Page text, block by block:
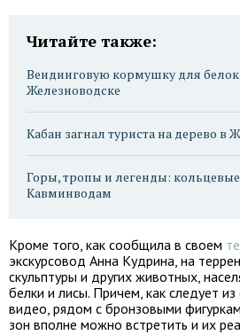
Читайте также:
Вендинговую кормушку для белок
Железноводске
Кабан загнал туриста на дерево в
Горы, тропы и легенды:
Кавминводам
Кроме того, как сообщила в своем
экскурсовод Анна Кудрина, на
скульптуры и других животных,
белки и лисы. Причем, как следует
видео, рядом с бронзовыми
зон вполне можно встретить и их